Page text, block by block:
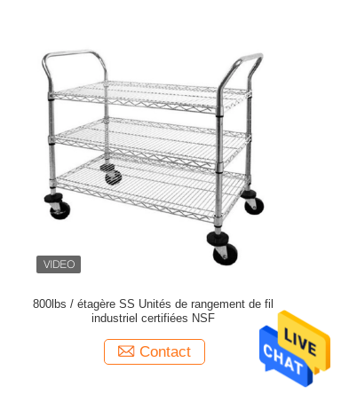
800lbs / étagère SS Unités de rangement de fil
industriel certifiées NSF
Contact